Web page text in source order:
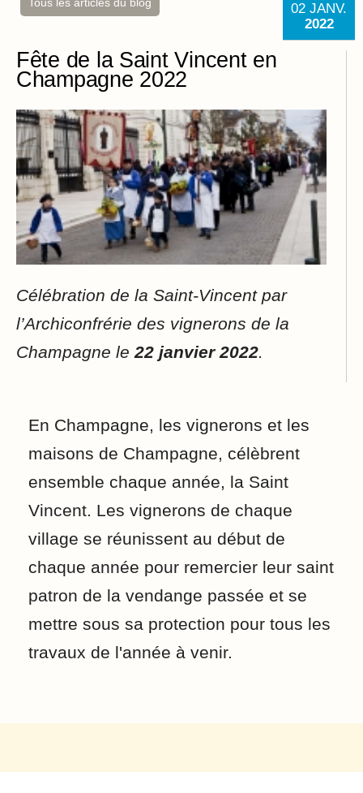
02 JANV.
2022
Fête de la Saint Vincent en
Champagne 2022
Célébration de la Saint-Vincent par
l’Archiconfrérie des vignerons de la
Champagne le 22 janvier 2022.
En Champagne, les vignerons et les
maisons de Champagne, célèbrent
ensemble chaque année, la Saint
Vincent. Les vignerons de chaque
village se réunissent au début de
chaque année pour remercier leur saint
patron de la vendange passée et se
mettre sous sa protection pour tous les
travaux de l'année à venir.